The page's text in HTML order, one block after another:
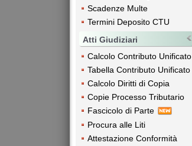
Scadenze Multe
Termini Deposito CTU
Atti Giudiziari
Calcolo Contributo Unificato
Tabella Contributo Unificato
Calcolo Diritti di Copia
Copie Processo Tributario
Fascicolo di Parte
Procura alle Liti
Attestazione Conformità